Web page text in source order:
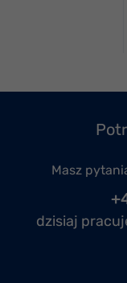
Masz
dzisiaj